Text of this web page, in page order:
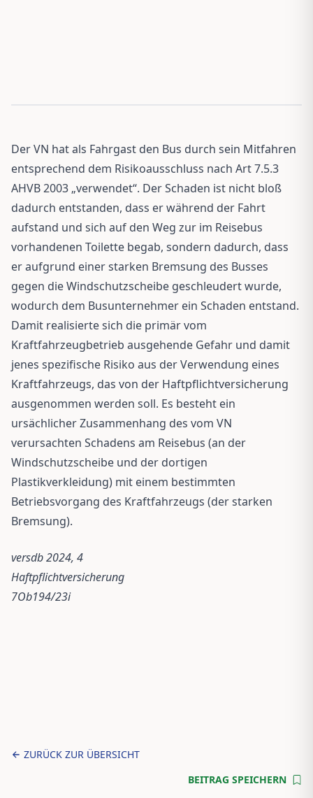
Der VN hat als Fahrgast den Bus durch sein Mitfahren
entsprechend dem Risikoausschluss nach Art 7.5.3
AHVB 2003 „verwendet“. Der Schaden ist nicht bloß
dadurch entstanden, dass er während der Fahrt
aufstand und sich auf den Weg zur im Reisebus
vorhandenen Toilette begab, sondern dadurch, dass
er aufgrund einer starken Bremsung des Busses
gegen die Windschutzscheibe geschleudert wurde,
wodurch dem Busunternehmer ein Schaden entstand.
Damit realisierte sich die primär vom
Kraftfahrzeugbetrieb ausgehende Gefahr und damit
jenes spezifische Risiko aus der Verwendung eines
Kraftfahrzeugs, das von der Haftpflichtversicherung
ausgenommen werden soll. Es besteht ein
ursächlicher Zusammenhang des vom VN
verursachten Schadens am Reisebus (an der
Windschutzscheibe und der dortigen
Plastikverkleidung) mit einem bestimmten
Betriebsvorgang des Kraftfahrzeugs (der starken
Bremsung).
versdb 2024, 4
Haftpflichtversicherung
7Ob194/23i
ZURÜCK ZUR ÜBERSICHT
BEITRAG SPEICHERN